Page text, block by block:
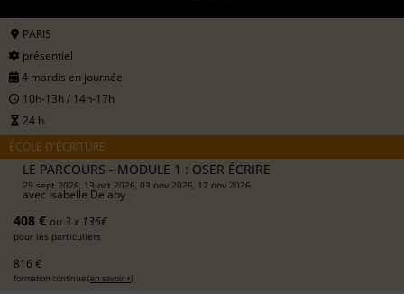
PARIS
présentiel
4 mardis en journée
10h-13h / 14h-17h
24 h.
ÉCOLE D'ÉCRITURE
LE PARCOURS - MODULE 1 : OSER ÉCRIRE
29 sept 2026, 13 oct 2026, 03 nov 2026, 17 nov 2026
avecIsabelle Delaby
408 € ou 3 x 136€
pour les particuliers
816 €
formation continue (en savoir +)